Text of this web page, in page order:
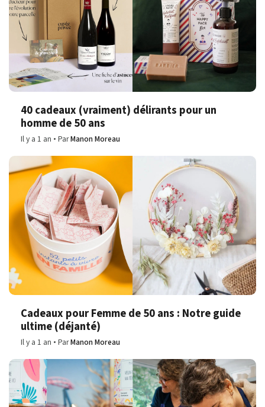
40 cadeaux (vraiment) délirants pour un
homme de 50 ans
Il y a 1 an ParManon Moreau
Cadeaux pour Femme de 50 ans : Notre guide
ultime (déjanté)
Il y a 1 an ParManon Moreau